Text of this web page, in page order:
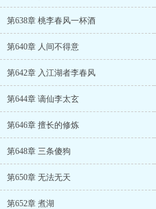
第638章 桃李春风一杯酒
第640章 人间不得意
第642章 入江湖者李春风
第644章 谪仙李太玄
第646章 擅长的修炼
第648章 三条傻狗
第650章 无法无天
第652章 煮湖